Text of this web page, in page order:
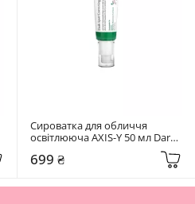
Сироватка для обличчя
освітлююча AXIS-Y 50 мл Dark
Spot Correcting Glow Serum
699 ₴